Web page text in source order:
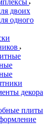
двоих
одного
декора
плиты